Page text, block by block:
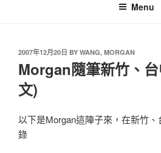
Menu
2007年12月20日 BY WANG, MORGAN
Morgan隨筆新竹、
文)
以下是Morgan這陣子來，在新竹
錄